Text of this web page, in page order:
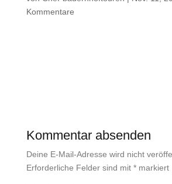
Kommentare
Kommentar absenden
Deine E-Mail-Adresse wird nicht
Erforderliche Felder sind mit *markiert